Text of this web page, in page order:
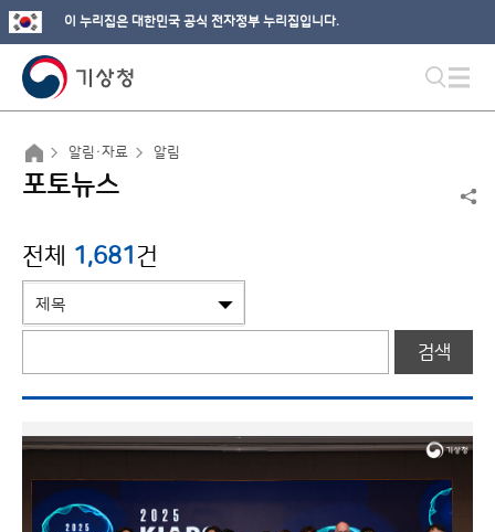
이 누리집은 대한민국 공식 전자정부 누리집입니다.
알림·자료 알림
포토뉴스
전체 1,681건
검색